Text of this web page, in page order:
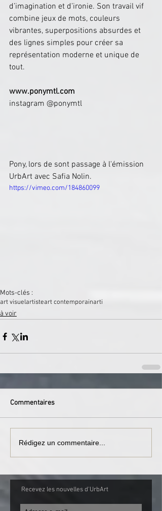
d’imagination et d’ironie. Son travail vif
combine jeux de mots, couleurs
vibrantes, superpositions absurdes et
des lignes simples pour créer sa
représentation moderne et unique de
tout.
www.ponymtl.com
instagram @ponymtl
Pony, lors de sont passage à l'émission
UrbArt avec Safia Nolin.
https://vimeo.com/184860099
Mots-clés :
art visuelartisteart contemporainarti
à voir
Commentaires
Rédigez un commentaire...
Recevez les nouvelles d'UrbArt